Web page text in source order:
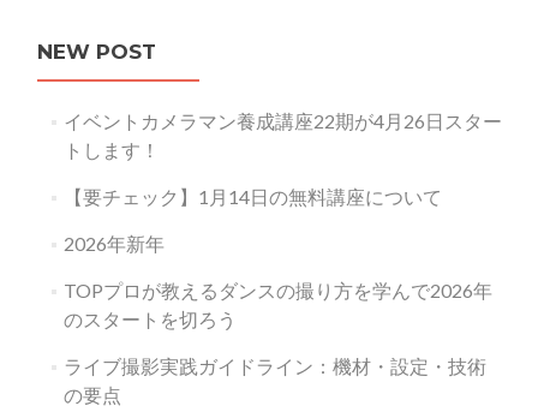
NEW POST
イベントカメラマン養成講座22期が4月26日スター
トします！
【要チェック】1月14日の無料講座について
2026年新年
TOPプロが教えるダンスの撮り方を学んで2026年
のスタートを切ろう
ライブ撮影実践ガイドライン：機材・設定・技術
の要点